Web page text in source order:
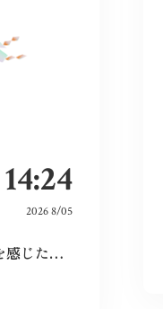
14:24
2026 8/05
広島の人たちの底力を感じた。今私たちはそれを受け継ぐことができているのだろうか。平和とは何か、問い続けたい。